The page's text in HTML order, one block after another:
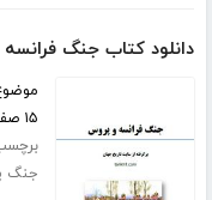
دانلود کتاب جنگ
۱۵ صفحه
جنگ